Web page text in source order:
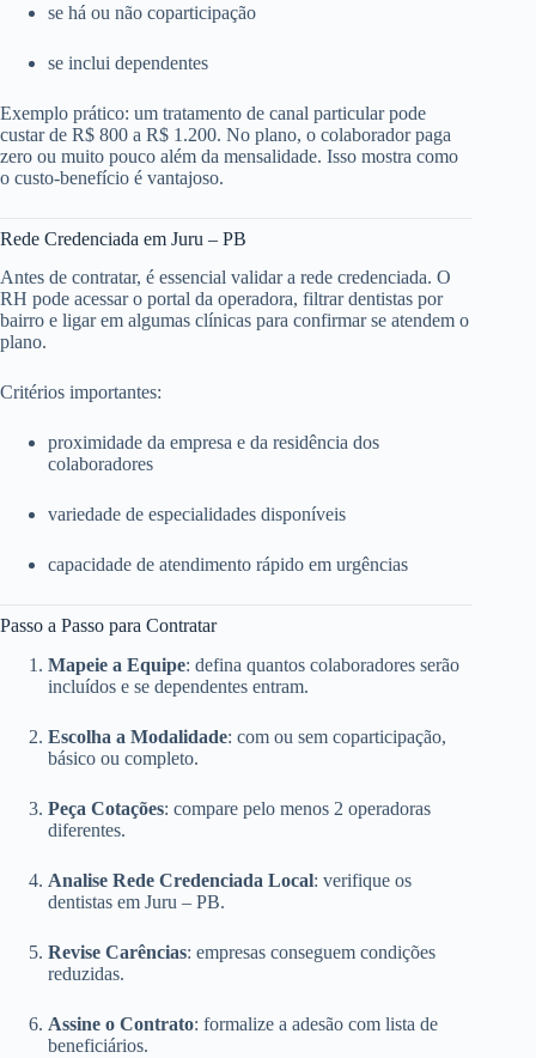
se há ou não coparticipação
se inclui dependentes
Exemplo prático: um tratamento de canal particular pode
custar de R$ 800 a R$ 1.200. No plano, o colaborador paga
zero ou muito pouco além da mensalidade. Isso mostra como
o custo-benefício é vantajoso.
Rede Credenciada em Juru – PB
Antes de contratar, é essencial validar a rede credenciada. O
RH pode acessar o portal da operadora, filtrar dentistas por
bairro e ligar em algumas clínicas para confirmar se atendem o
plano.
Critérios importantes:
proximidade da empresa e da residência dos
colaboradores
variedade de especialidades disponíveis
capacidade de atendimento rápido em urgências
Passo a Passo para Contratar
Mapeie a Equipe: defina quantos colaboradores serão
incluídos e se dependentes entram.
Escolha a Modalidade: com ou sem coparticipação,
básico ou completo.
Peça Cotações: compare pelo menos 2 operadoras
diferentes.
Analise Rede Credenciada Local: verifique os
dentistas em Juru – PB.
Revise Carências: empresas conseguem condições
reduzidas.
Assine o Contrato: formalize a adesão com lista de
beneficiários.